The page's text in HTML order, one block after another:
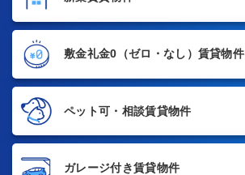
敷金礼金0 （ゼロ・なし）賃貸物件
ペット可・相談賃貸物件
ガレージ付き賃貸物件